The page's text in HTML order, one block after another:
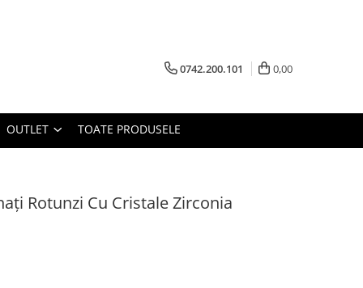
0742.200.101 0,00
OUTLET TOATE PRODUSELE
Rotunzi Cu Cristale Zirconia